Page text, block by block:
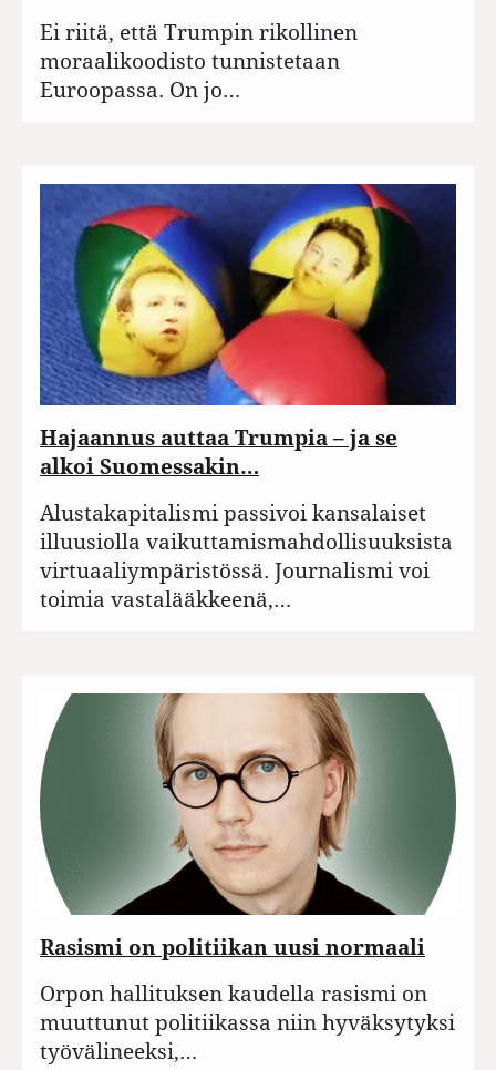
Ei riitä, että Trumpin rikollinen
moraalikoodisto tunnistetaan
Euroopassa. On jo…
Hajaannus auttaa Trumpia – ja se
alkoi Suomessakin…
Alustakapitalismi passivoi kansalaiset
illuusiolla vaikuttamismahdollisuuksista
virtuaaliympäristössä. Journalismi voi
toimia vastalääkkeenä,…
Rasismi on politiikan uusi normaali
Orpon hallituksen kaudella rasismi on
muuttunut politiikassa niin hyväksytyksi
työvälineeksi,…